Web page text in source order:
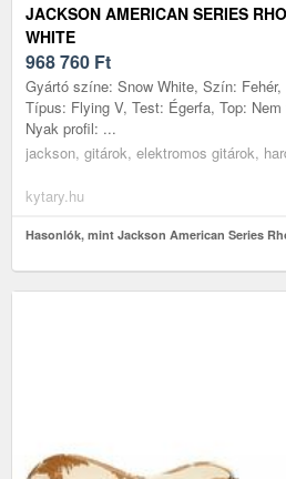
JACKSON AMERICAN SERIES
WHITE
968 760 Ft
Gyártó színe: Snow White, Szín:
Típus: Flying V, Test: Égerfa, Top:
Nyak profil: ...
jackson, gitárok, elektromos gitárok,
kytary.hu
Hasonlók, mint Jackson American Series